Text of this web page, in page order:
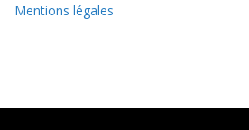
Mentions légales